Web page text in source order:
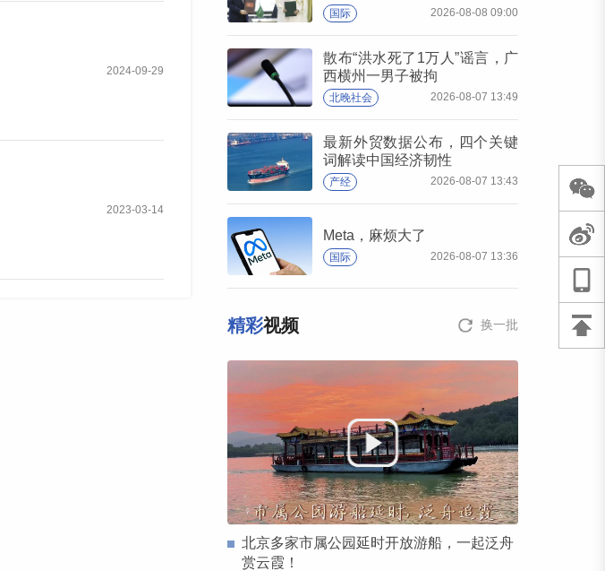
2024-09-29
2023-03-14
国际 2026-08-08 09:00
散布“洪水死了1万人”谣言，广
西横州一男子被拘
北晚社会 2026-08-07 13:49
最新外贸数据公布，四个关键
词解读中国经济韧性
产经 2026-08-07 13:43
Meta，麻烦大了
国际 2026-08-07 13:36
精彩视频 换一批
北京多家市属公园延时开放游船，一起泛舟
赏云霞！